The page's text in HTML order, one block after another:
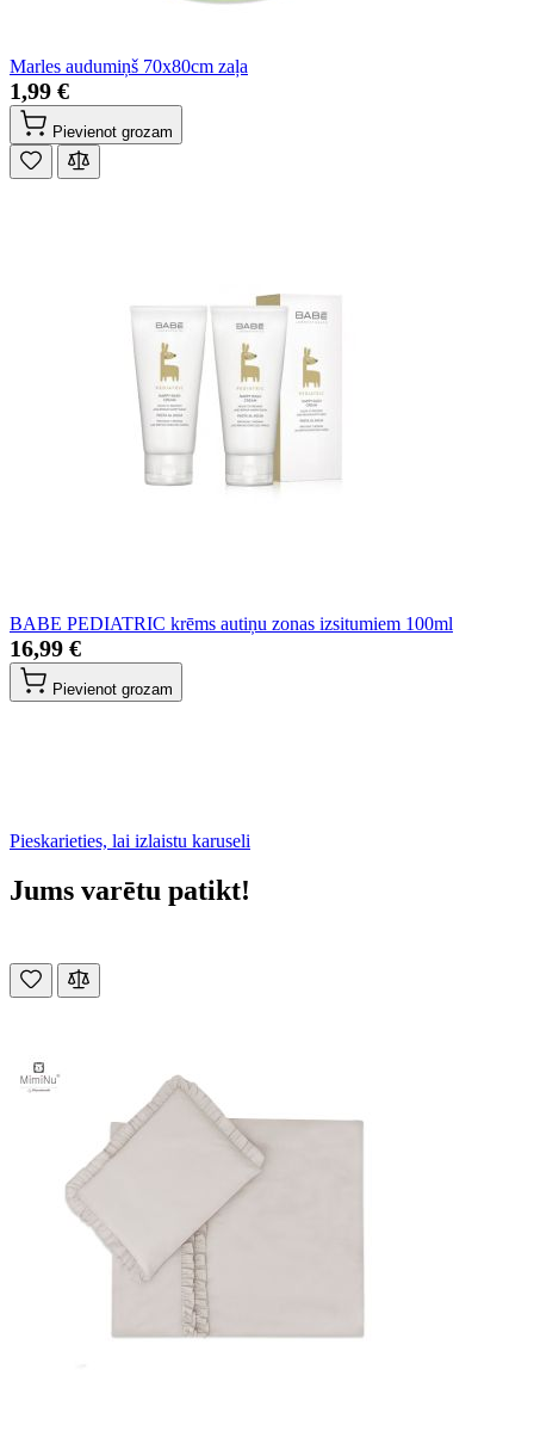
Marles audumiņš 70x80cm zaļa
1,99 €
Pievienot grozam
BABE PEDIATRIC krēms autiņu zonas izsitumiem 100ml
16,99 €
Pievienot grozam
Pieskarieties, lai izlaistu karuseli
Jums varētu patikt!